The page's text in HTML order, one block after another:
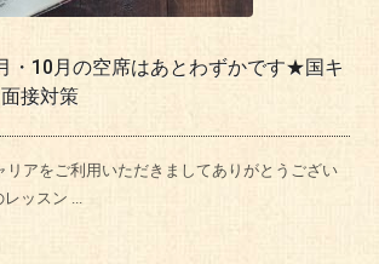
・10月の空席はあとわずかです★国キ
接対策
リアをご利用いただきましてありがとうござい
レッスン ...